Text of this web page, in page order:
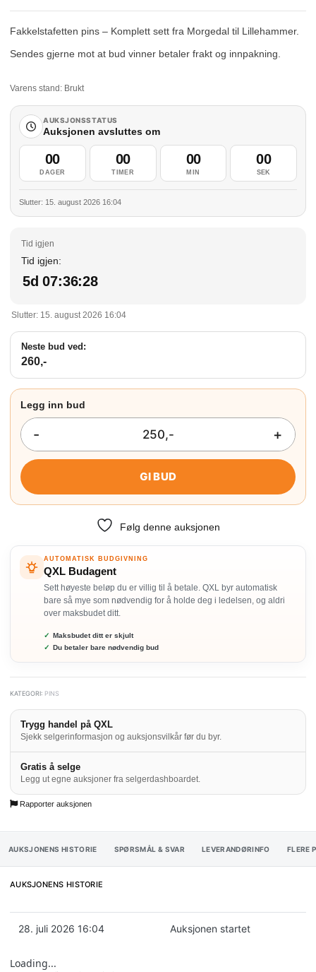
Fakkelstafetten pins – Komplett sett fra Morgedal til Lillehammer.
Sendes gjerne mot at bud vinner betaler frakt og innpakning.
Varens stand: Brukt
AUKSJONSSTATUS
Auksjonen avsluttes om
00
DAGER
00
TIMER
00
MIN
00
SEK
Slutter: 15. august 2026 16:04
Tid igjen:
5d 07:36:28
Slutter: 15. august 2026 16:04
Neste bud ved:
260,-
GI BUD
Følg denne auksjonen
AUTOMATISK BUDGIVNING
QXL Budagent
Sett høyeste beløp du er villig til å betale. QXL byr automatisk
bare så mye som nødvendig for å holde deg i ledelsen, og aldri
over maksbudet ditt.
Maksbudet ditt er skjult
Du betaler bare nødvendig bud
KATEGORI: PINS
Trygg handel på QXL
Sjekk selgerinformasjon og auksjonsvilkår før du byr.
Gratis å selge
Legg ut egne auksjoner fra selgerdashboardet.
Rapporter auksjonen
AUKSJONENS HISTORIE SPØRSMÅL & SVAR LEVERANDØRINFO FLERE
AUKSJONENS HISTORIE
28. juli 2026 16:04 Auksjonen startet
Loading...